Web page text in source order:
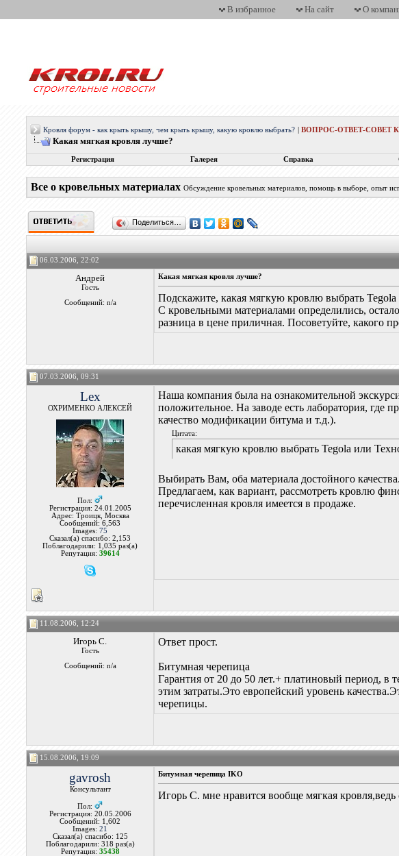
В избранное На сайт О
Кровля форум - как крыть крышу, чем крыть крышу, какую кровлю выбрать? |ВОПРОС-ОТВЕТ-СОВЕТ
Какая мягкая кровля лучше?
Регистрация Галерея Справка
Все о кровельных материалах Обсуждение кровельных материалов, помощь в выборе, опыт
Поделиться…
06.03.2006, 22:02
Андрей
Гость
Сообщений: n/a
Какая мягкая кровля лучше?
Подскажите, какая мягкую кровлю выбрать
С кровельными материалами определились,
разница в цене приличная. Посоветуйте, какого
07.03.2006, 09:31
Lex
ОХРИМЕНКО АЛЕКСЕЙ
Пол:
Регистрация: 24.01.2005
Адрес: Троицк, Москва
Сообщений: 6,563
Images:75
Сказал(а) спасибо: 2,153
Поблагодарили: 1,035 раз(а)
Репутация: 39614
Наша компания была на ознакомительной
положительное. На заводе есть лаборатория, где
качество модификации битума и т.д.).
Цитата:
какая мягкую кровлю выбрать Tegola или
Выбирать Вам, оба материала достойного
Предлагаем, как вариант, рассмотреть кровлю
перечисленная кровля имеется в продаже.
11.08.2006, 12:24
Игорь С.
Гость
Сообщений: n/a
Ответ прост.
Битумная черепица
Гарантия от 20 до 50 лет.+ платиновый период, в
этим затраты.Это европейский уровень
черепицы.
15.08.2006, 19:09
gavrosh
Консультант
Пол:
Регистрация: 20.05.2006
Сообщений: 1,602
Images:21
Сказал(а) спасибо: 125
Поблагодарили: 318 раз(а)
Репутация: 35438
Битумная черепица IKO
Игорь С. мне нравится вообще мягкая